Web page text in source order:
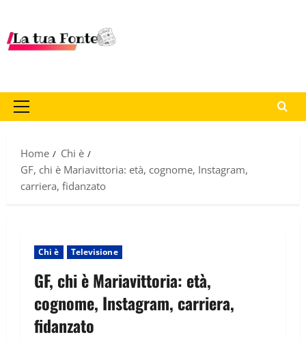
Home
Chi è
GF, chi è Mariavittoria: età, cognome, Instagram,
carriera, fidanzato
Chi è Televisione
GF, chi è Mariavittoria: età,
cognome, Instagram, carriera,
fidanzato